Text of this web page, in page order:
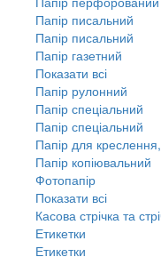
Папір писальний
Папір писальний
Папір газетний
Показати всі
Папір рулонний
Папір спеціальний
Папір спеціальний
Папір для
Папір копіювальний
Фотопапір
Показати всі
Касова стрічка та
Етикетки
Етикетки